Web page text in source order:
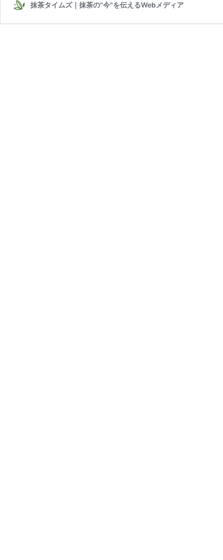
抹茶タイムズ｜抹茶の"今"を伝えるWebメディア